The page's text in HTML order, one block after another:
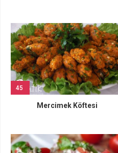
45
Mercimek Köftesi